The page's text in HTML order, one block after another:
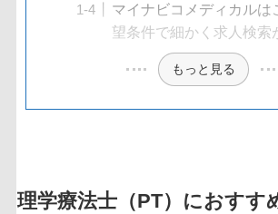
マイナビコメディカルは
望条件で細かく求人検索
もっと見る
理学療法士（PT）におすす